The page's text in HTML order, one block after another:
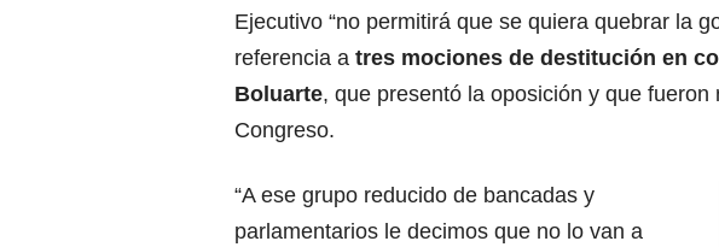
Ejecutivo “no permitirá que se quiera quebrar la
referencia a tres mociones de destitución en
Boluarte, que presentó la oposición y que fueron
Congreso.
“A ese grupo reducido de bancadas y
parlamentarios le decimos que no lo van a